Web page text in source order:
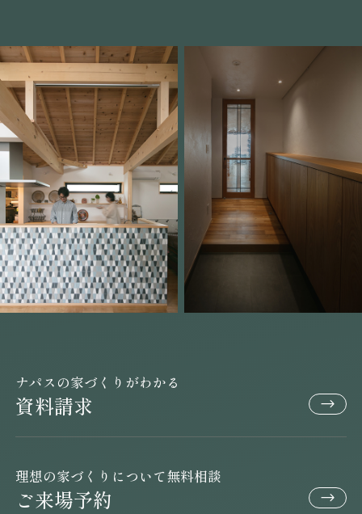
ナパスの家づくりがわかる
資料請求
理想の家づくりについて無料相談
ご来場予約